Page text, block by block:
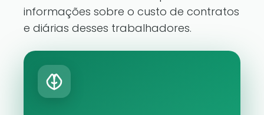
informações sobre o custo de contratos
e diárias desses trabalhadores.